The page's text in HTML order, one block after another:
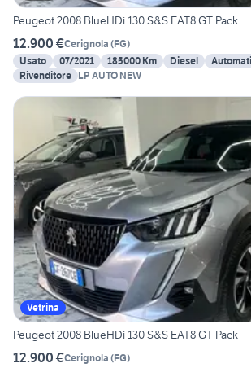
Peugeot 2008 BlueHDi 130 S&S EAT8 GT Pack
12.900 €Cerignola (FG)
Usato
07/2021 185000 Km Diesel
Rivenditore LP AUTO NEW
Vetrina
Peugeot 2008 BlueHDi 130 S&S EAT8 GT Pack
12.900 €Cerignola (FG)